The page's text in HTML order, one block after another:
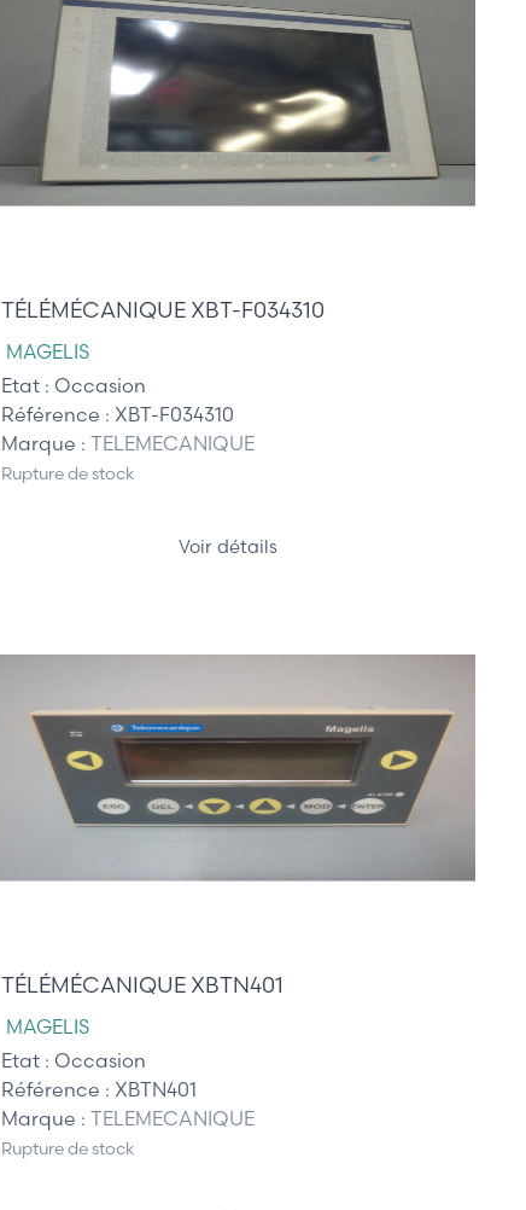
TÉLÉMÉCANIQUE XBT-F034310
MAGELIS
Etat : Occasion
Référence : XBT-F034310
Marque : TELEMECANIQUE
Rupture de stock
Voir détails
TÉLÉMÉCANIQUE XBTN401
MAGELIS
Etat : Occasion
Référence : XBTN401
Marque : TELEMECANIQUE
Rupture de stock